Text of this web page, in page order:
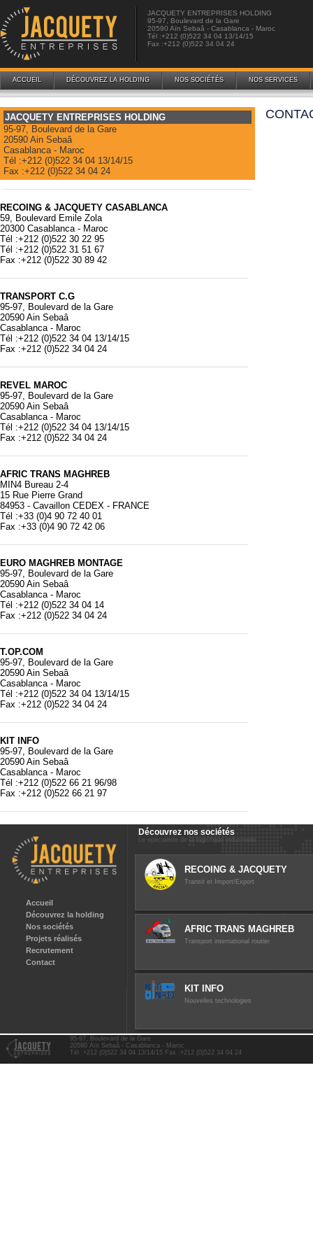
JACQUETY ENTREPRISES HOLDING
95-97, Boulevard de la Gare
20590 Aïn Sebaâ - Casablanca - Maroc
Tél :+212 (0)522 34 04 13/14/15
Fax :+212 (0)522 34 04 24
ACCUEIL DÉCOUVREZ LA HOLDING NOS SOCIÉTÉS NOS SERVICES
JACQUETY ENTREPRISES HOLDING
95-97, Boulevard de la Gare
20590 Ain Sebaâ
Casablanca - Maroc
Tél :+212 (0)522 34 04 13/14/15
Fax :+212 (0)522 34 04 24
RECOING & JACQUETY CASABLANCA
59, Boulevard Emile Zola
20300 Casablanca - Maroc
Tél :+212 (0)522 30 22 95
Tél :+212 (0)522 31 51 67
Fax :+212 (0)522 30 89 42
TRANSPORT C.G
95-97, Boulevard de la Gare
20590 Ain Sebaâ
Casablanca - Maroc
Tél :+212 (0)522 34 04 13/14/15
Fax :+212 (0)522 34 04 24
REVEL MAROC
95-97, Boulevard de la Gare
20590 Ain Sebaâ
Casablanca - Maroc
Tél :+212 (0)522 34 04 13/14/15
Fax :+212 (0)522 34 04 24
AFRIC TRANS MAGHREB
MIN4 Bureau 2-4
15 Rue Pierre Grand
84953 - Cavaillon CEDEX - FRANCE
Tél :+33 (0)4 90 72 40 01
Fax :+33 (0)4 90 72 42 06
EURO MAGHREB MONTAGE
95-97, Boulevard de la Gare
20590 Ain Sebaâ
Casablanca - Maroc
Tél :+212 (0)522 34 04 14
Fax :+212 (0)522 34 04 24
T.OP.COM
95-97, Boulevard de la Gare
20590 Ain Sebaâ
Casablanca - Maroc
Tél :+212 (0)522 34 04 13/14/15
Fax :+212 (0)522 34 04 24
KIT INFO
95-97, Boulevard de la Gare
20590 Ain Sebaâ
Casablanca - Maroc
Tél :+212 (0)522 66 21 96/98
Fax :+212 (0)522 66 21 97
Accueil
Découvrez la holding
Nos sociétés
Projets réalisés
Recrutement
Contact
Découvrez nos sociétés
Le spécialiste de la logistique industrielle
RECOING & JACQUETY
Transit et Import/Export
AFRIC TRANS MAGHREB
Transport international routier
KIT INFO
Nouvelles technologies
95-97, Boulevard de la Gare
20590 Aïn Sebaâ - Casablanca - Maroc
Tél :+212 (0)522 34 04 13/14/15 Fax :+212 (0)522 34 04 24